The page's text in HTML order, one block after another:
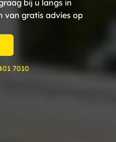
bij u langs in
van gratis advies op
7010